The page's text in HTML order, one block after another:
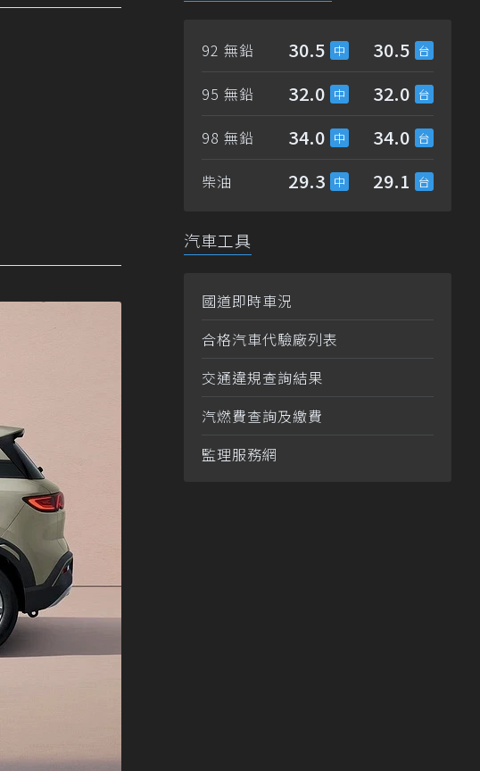
92 無鉛 30.5 30.5
95 無鉛 32.0 32.0
98 無鉛 34.0 34.0
柴油 29.3 29.1
汽車工具
國道即時車況
合格汽車代驗廠列表
交通違規查詢結果
汽燃費查詢及繳費
監理服務網